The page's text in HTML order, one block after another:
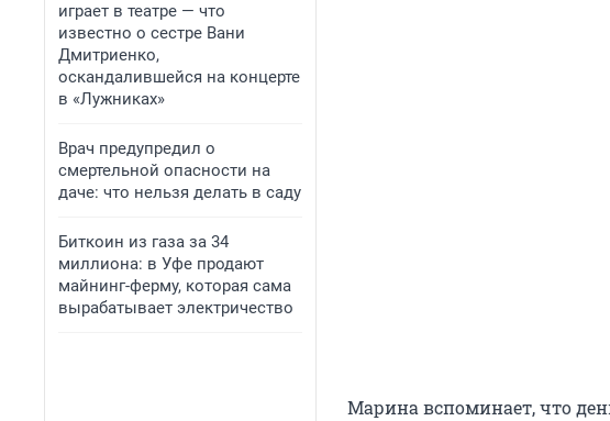
играет в театре — что
известно о сестре Вани
Дмитриенко,
оскандалившейся на концерте
в «Лужниках»
Врач предупредил о
смертельной опасности на
даче: что нельзя делать в саду
Биткоин из газа за 34
миллиона: в Уфе продают
майнинг-ферму, которая сама
вырабатывает электричество
Марина вспоминает, что